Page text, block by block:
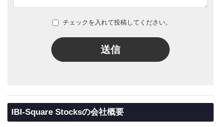
チェックを入れて投稿してください。
送信
IBI-Square Stocksの会社概要